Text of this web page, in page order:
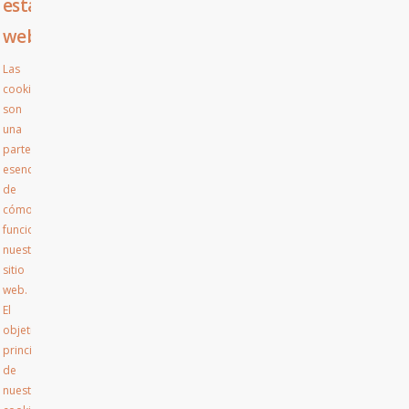
esta
web
Las
cookies
son
una
parte
esencial
de
cómo
funciona
nuestro
sitio
web.
El
objetivo
principal
de
nuestras